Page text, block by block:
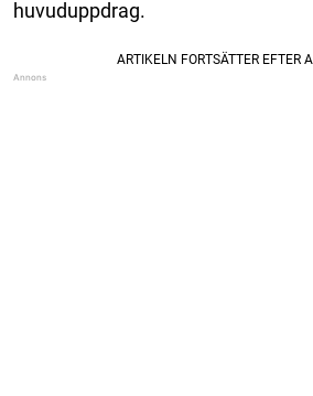
huvuduppdrag.